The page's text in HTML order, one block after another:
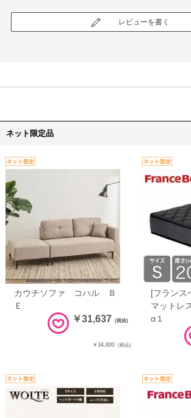
レビューを書く
ネット限定品
カウチソファ コハル Ｂ
Ｅ
￥31,637 (税抜)
￥34,800 (税込)
[フランス
マットレ
α１